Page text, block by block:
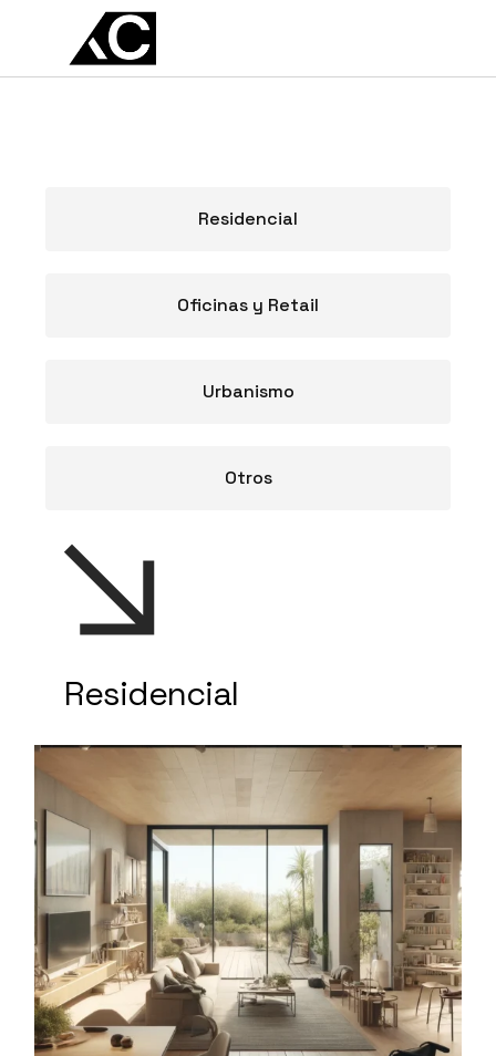
Residencial
Oficinas y Retail
Urbanismo
Otros
Residencial